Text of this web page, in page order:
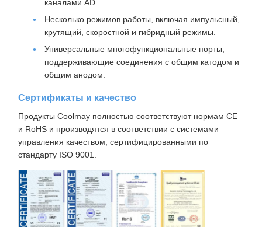
каналами AD.
Несколько режимов работы, включая импульсный,
крутящий, скоростной и гибридный режимы.
Универсальные многофункциональные порты,
поддерживающие соединения с общим катодом и
общим анодом.
Сертификаты и качество
Продукты Coolmay полностью соответствуют нормам CE
и RoHS и производятся в соответствии с системами
управления качеством, сертифицированными по
стандарту ISO 9001.